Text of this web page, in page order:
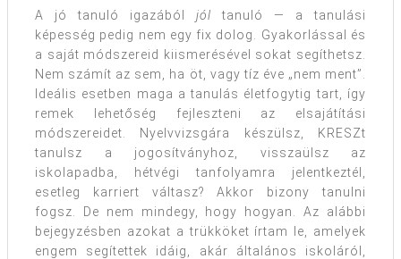
A jó tanuló igazából jól tanuló — a tanulási
képesség pedig nem egy fix dolog. Gyakorlással és
a saját módszereid kiismerésével sokat segíthetsz.
Nem számít az sem, ha öt, vagy tíz éve „nem ment”.
Ideális esetben maga a tanulás életfogytig tart, így
remek lehetőség fejleszteni az elsajátítási
módszereidet. Nyelvvizsgára készülsz, KRESZt
tanulsz a jogosítványhoz, visszaülsz az
iskolapadba, hétvégi tanfolyamra jelentkeztél,
esetleg karriert váltasz? Akkor bizony tanulni
fogsz. De nem mindegy, hogy hogyan. Az alábbi
bejegyzésben azokat a trükköket írtam le, amelyek
engem segítettek idáig, akár általános iskoláról,